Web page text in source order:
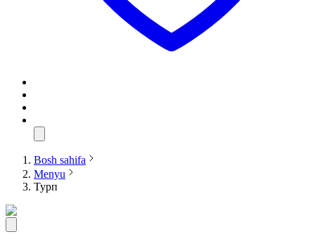
Bosh sahifa
Menyu
Турп